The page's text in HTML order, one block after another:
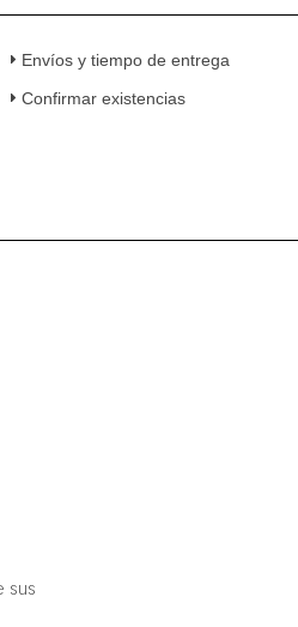
Cristal
Curvo
Envíos y tiempo de entrega
Confirmar existencias
sus